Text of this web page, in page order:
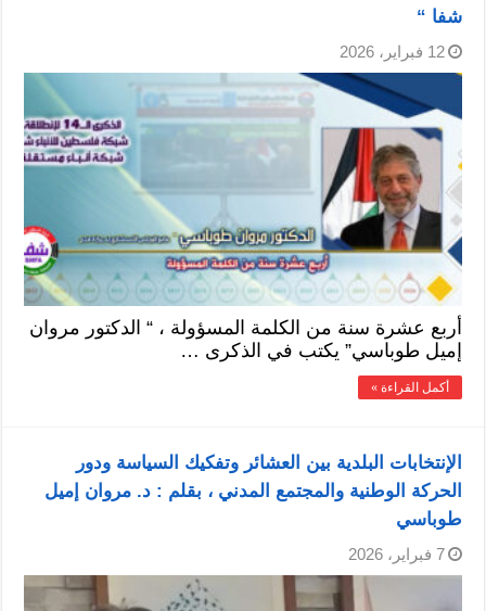
شفا “
12 فبراير، 2026
أربع عشرة سنة من الكلمة المسؤولة ، “ الدكتور مروان
إميل طوباسي” يكتب في الذكرى …
أكمل القراءة »
الإنتخابات البلدية بين العشائر وتفكيك السياسة ودور
الحركة الوطنية والمجتمع المدني ، بقلم : د. مروان إميل
طوباسي
7 فبراير، 2026